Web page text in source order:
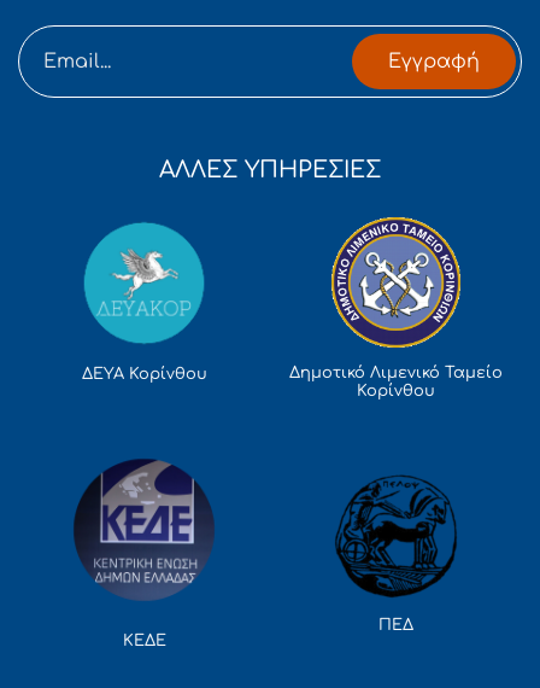
Εγγραφή
ΑΛΛΕΣ ΥΠΗΡΕΣΙΕΣ
ΔΕΥΑ Κορίνθου
Δημοτικό Λιμενικό Ταμείο
Κορίνθου
ΚΕΔΕ
ΠΕΔ